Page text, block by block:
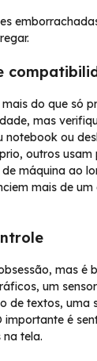
do que só
mas
notebook ou
outros usam
máquina ao
mais de
mas é
um
de textos, uma
importante é
tela.